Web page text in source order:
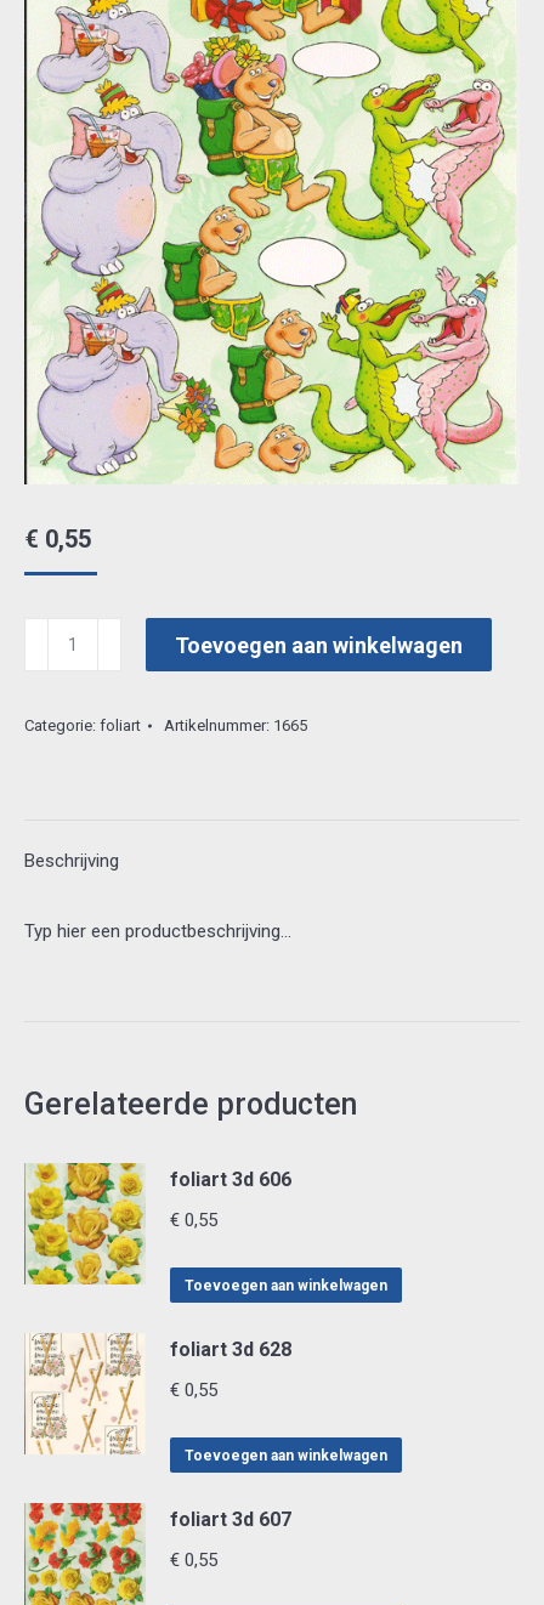
€ 0,55
foliart
3d
aantal
Toevoegen aan winkelwagen
Categorie: foliart Artikelnummer: 1665
Beschrijving
Typ hier een productbeschrijving…
Gerelateerde producten
foliart 3d 606
€ 0,55
Toevoegen aan winkelwagen
foliart 3d 628
€ 0,55
Toevoegen aan winkelwagen
foliart 3d 607
€ 0,55